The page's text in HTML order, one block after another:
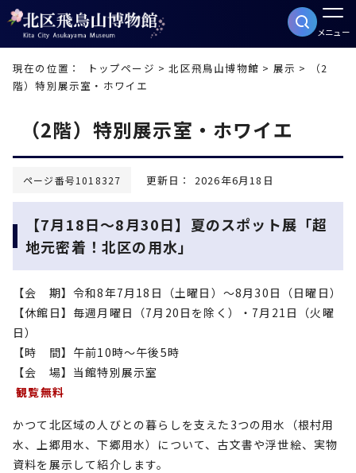
メニュー
現在の位置： トップページ >北区飛鳥山博物館 > 展示 > （2
階）特別展示室・ホワイエ
（2階）特別展示室・ホワイエ
ページ番号1018327 更新日： 2026年6月18日
【7月18日～8月30日】夏のスポット展「超
地元密着！北区の用水」
【会 期】令和8年7月18日（土曜日）～8月30日（日曜日）
【休館日】毎週月曜日（7月20日を除く）・7月21日（火曜
日）
【時 間】午前10時～午後5時
【会 場】当館特別展示室
観覧無料
かつて北区域の人びとの暮らしを支えた3つの用水（根村用
水、上郷用水、下郷用水）について、古文書や浮世絵、実物
資料を展示して紹介します。